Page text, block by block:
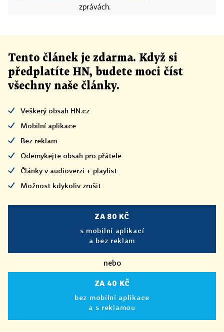
zprávách.
Tento článek je zdarma. Když si
předplatíte HN, budete moci číst
všechny naše články.
Veškerý obsah HN.cz
Mobilní aplikace
Bez reklam
Odemykejte obsah pro přátele
Články v audioverzi + playlist
Možnost kdykoliv zrušit
ZA 80 KČ
s mobilní aplikací
a bez reklam
nebo
ZA 40 KČ
bez mobilní aplikace
a s reklamou